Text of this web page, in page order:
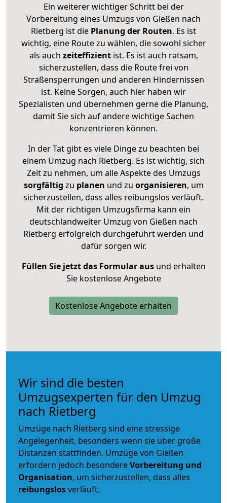
Ein weiterer wichtiger Schritt bei der
Vorbereitung eines Umzugs von Gießen nach
Rietberg ist die Planung der Routen. Es ist
wichtig, eine Route zu wählen, die sowohl sicher
als auch zeiteffizientist. Es ist auch ratsam,
sicherzustellen, dass die Route frei von
Straßensperrungen und anderen Hindernissen
ist. Keine Sorgen, auch hier haben wir
Spezialisten und übernehmen gerne die Planung,
damit Sie sich auf andere wichtige Sachen
konzentrieren können.
In der Tat gibt es viele Dinge zu beachten bei
einem Umzug nach Rietberg. Es ist wichtig, sich
Zeit zu nehmen, um alle Aspekte des Umzugs
sorgfältig zu planen und zu organisieren, um
sicherzustellen, dass alles reibungslos verläuft.
Mit der richtigen Umzugsfirma kann ein
deutschlandweiter Umzug von Gießen nach
Rietberg erfolgreich durchgeführt werden und
dafür sorgen wir.
Füllen Sie jetzt das Formular ausund erhalten
Sie kostenlose Angebote
Kostenlose Angebote erhalten
Wir sind die besten
Umzugsexperten für den Umzug
nach Rietberg
Umzüge nach Rietberg sind eine stressige
Angelegenheit, besonders wenn sie über große
Distanzen stattfinden. Umzüge von Gießen
erfordern jedoch besondereVorbereitung und
Organisation, um sicherzustellen, dass alles
reibungslosverläuft.